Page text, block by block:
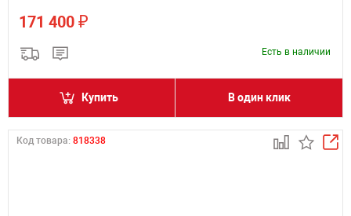
171 400 ₽
Есть в наличии
Купить В один клик
Код товара: 818338